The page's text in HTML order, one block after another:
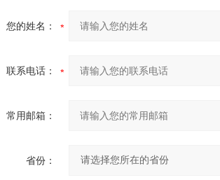
您的姓名：
联系电话：
常用邮箱：
省份：